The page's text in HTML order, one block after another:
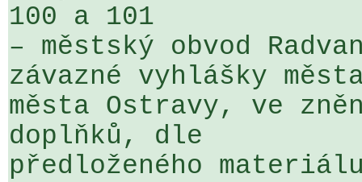
100 a 101
– městský obvod
závazné vyhlášky
města Ostravy, ve
doplňků, dle
předloženého